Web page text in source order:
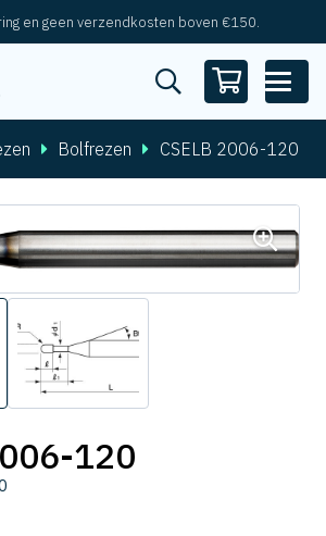
en geen verzendkosten boven €150.
Bolfrezen CSELB 2006-120
120